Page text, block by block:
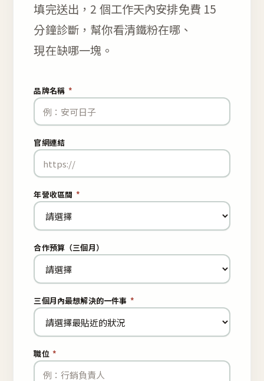
填完送出，2 個工作天內安排免費 15
分鐘診斷，幫你看清鐵粉在哪、
現在缺哪一塊。
品牌名稱 *
官網連結
年營收區間 *
合作預算（三個月）
三個月內最想解決的一件事 *
職位 *